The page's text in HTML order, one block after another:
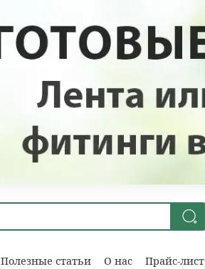
Полезные статьи О нас Прайс-лист